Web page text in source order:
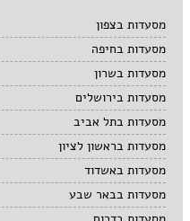
מסעדות בצפון
מסעדות בחיפה
מסעדות בשרון
מסעדות בירושלים
מסעדות בתל אביב
מסעדות בראשון לציון
מסעדות באשדוד
מסעדות בבאר שבע